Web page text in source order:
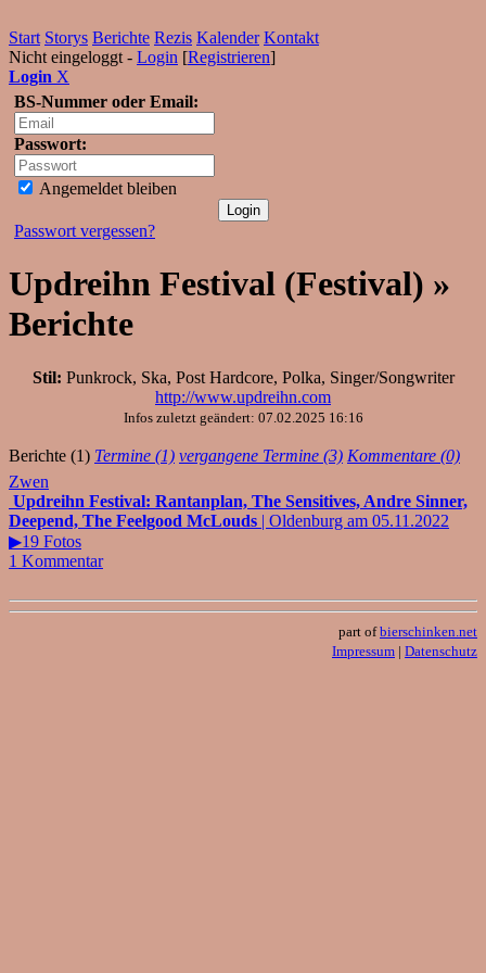
Start Storys Berichte Rezis Kalender Kontakt
Nicht eingeloggt - Login [Registrieren]
Login X
BS-Nummer oder Email:
Passwort:
Angemeldet bleiben
Passwort vergessen?
Updreihn Festival (Festival) »
Berichte
Stil: Punkrock, Ska, Post Hardcore, Polka, Singer/Songwriter
http://www.updreihn.com
Infos zuletzt geändert: 07.02.2025 16:16
Berichte (1) Termine (1) vergangene Termine (3) Kommentare (0)
Zwen
Updreihn Festival: Rantanplan, The Sensitives, Andre Sinner,
Deepend, The Feelgood McLouds | Oldenburg am 05.11.2022
▶19 Fotos
1 Kommentar
part ofbierschinken.net
Impressum | Datenschutz